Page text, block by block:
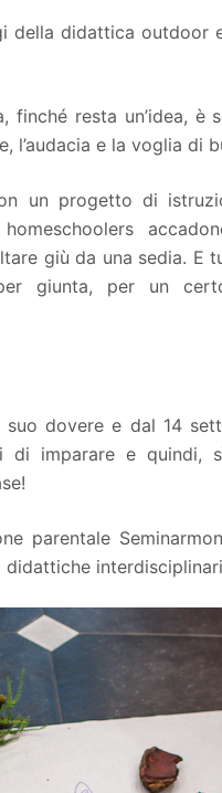
della didattica outdoor
finché resta un’idea, è
l’audacia e la voglia di
un progetto di
giù da una sedia. E
giunta, per un
dovere e dal 14
di imparare e quindi,
parentale